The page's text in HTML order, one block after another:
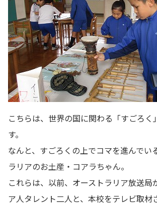
こちらは、世界の国に関わる「すごろく
す。
なんと、すごろくの上でコマを進んでい
ラリアのお土産・コアラちゃん。
これらは、以前、オーストラリア放送局
ア人タレント二人と、本校をテレビ取材